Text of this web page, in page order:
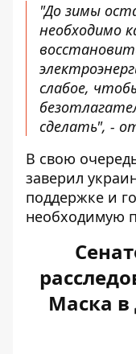
"До зимы
необходимо
слабое,
сделать", -
В свою
заверил
поддержке и
необходимую
Маска в